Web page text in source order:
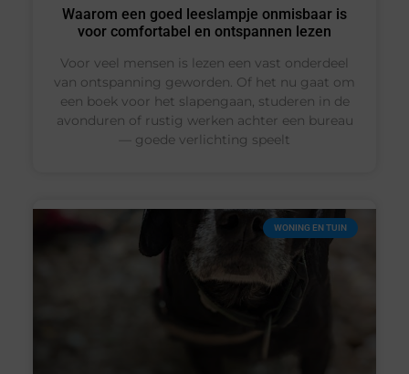
Waarom een goed leeslampje onmisbaar is
voor comfortabel en ontspannen lezen
Voor veel mensen is lezen een vast onderdeel
van ontspanning geworden. Of het nu gaat om
een boek voor het slapengaan, studeren in de
avonduren of rustig werken achter een bureau
— goede verlichting speelt
WONING EN TUIN